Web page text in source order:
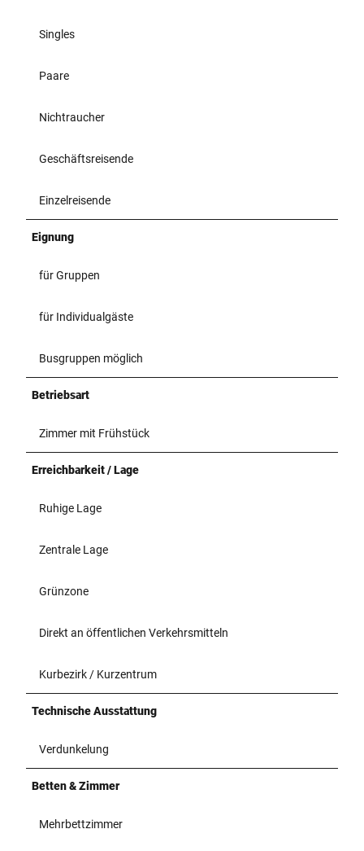
Singles
Paare
Nichtraucher
Geschäftsreisende
Einzelreisende
Eignung
für Gruppen
für Individualgäste
Busgruppen möglich
Betriebsart
Zimmer mit Frühstück
Erreichbarkeit / Lage
Ruhige Lage
Zentrale Lage
Grünzone
Direkt an öffentlichen Verkehrsmitteln
Kurbezirk / Kurzentrum
Technische Ausstattung
Verdunkelung
Betten & Zimmer
Mehrbettzimmer